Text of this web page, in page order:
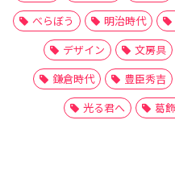
べらぼう
明治時代
デザイン
文房具
鎌倉時代
豊臣秀吉
光る君へ
葛